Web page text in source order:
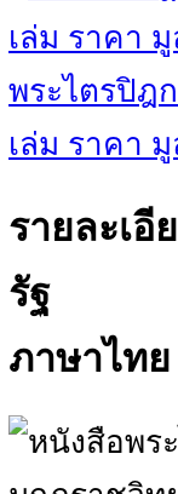
พระไตรปิฎ
เล่ม ราคา
รายละเ
รัฐ
ภาษาไท